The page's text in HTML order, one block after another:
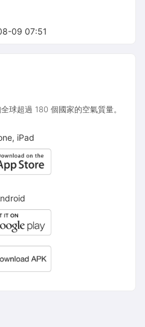
09 07:51
球超過 180 個國家的空氣質量。
iPad